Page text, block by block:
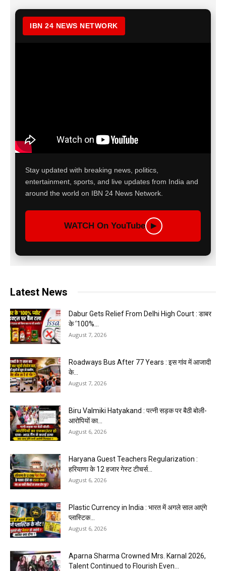
IBN 24 NEWS NETWORK
Stay updated with breaking news, politics,
entertainment, sports, and live updates from India and
around the world on IBN 24 News Network.
WATCH On YouTube ▶
Latest News
Dabur Gets Relief From Delhi High Court : डाबर
के ‘100%...
August 7, 2026
Roadways Bus After 77 Years : इस गांव में आजादी
के...
August 7, 2026
Biru Valmiki Hatyakand : पत्नी सड़क पर बैठी बोली-
आरोपियों का...
August 6, 2026
Haryana Guest Teachers Regularization :
हरियाणा के 12 हजार गेस्ट टीचर्स...
August 6, 2026
Plastic Currency in India : भारत में अगले साल आएंगे
प्लास्टिक...
August 6, 2026
Aparna Sharma Crowned Mrs. Karnal 2026,
Talent Continued to Flourish Even...